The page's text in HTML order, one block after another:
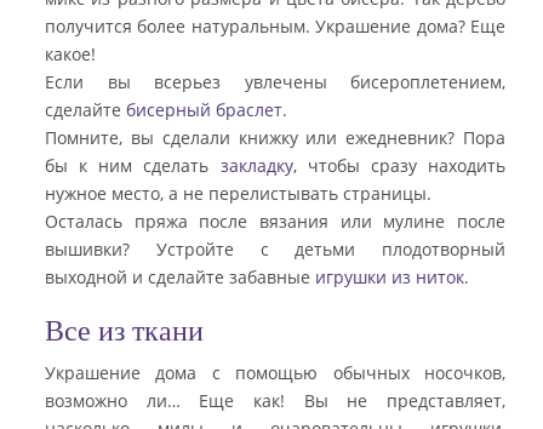
получится более натуральным. Украшение дома? Еще
какое!
Если вы всерьез увлечены бисероплетением,
сделайте бисерный браслет.
Помните, вы сделали книжку или ежедневник? Пора
бы к ним сделать закладку, чтобы сразу находить
нужное место, а не перелистывать страницы.
Осталась пряжа после вязания или мулине после
вышивки? Устройте с детьми плодотворный
выходной и сделайте забавные игрушки из ниток.
Все из ткани
Украшение дома с помощью обычных носочков,
возможно ли… Еще как! Вы не представляет,